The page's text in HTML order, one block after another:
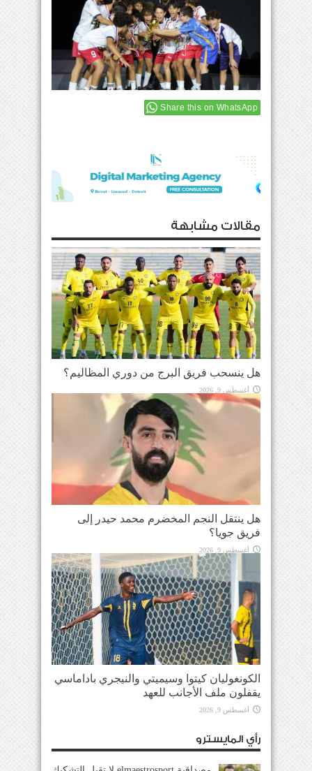
Share this on WhatsApp
مقالات مشابهة
هل ينسحب فريق البرج من دوري المظاليم؟
أغسطس 9, 2026
هل ينتقل النجم المخضرم محمد حيدر إلى
فريق جويا؟
أغسطس 9, 2026
الكونغوليان كيتوا وسيميتي والنيجري باداماسي
يقفلون ملف الأجانب للعهد
أغسطس 9, 2026
رأي المايسترو